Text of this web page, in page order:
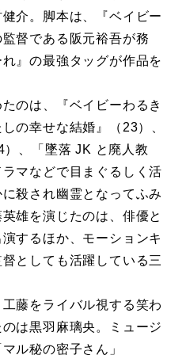
介。脚本は、『ベイビー
督である阪元裕吾が務
』の最強タッグが作品を
のは、『ベイビーわるき
の幸せな結婚』（23）、
）、「墜落 JK と廃人教
マなどで目まぐるしく活
殺され幽霊となってふみ
雄を演じたのは、俳優と
するほか、モーションキ
としても活躍している三
藤をライバル視する笑わ
は黒羽麻璃央。ミュージ
ル秘の密子さん」